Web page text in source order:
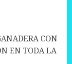
CON
EN TODA LA